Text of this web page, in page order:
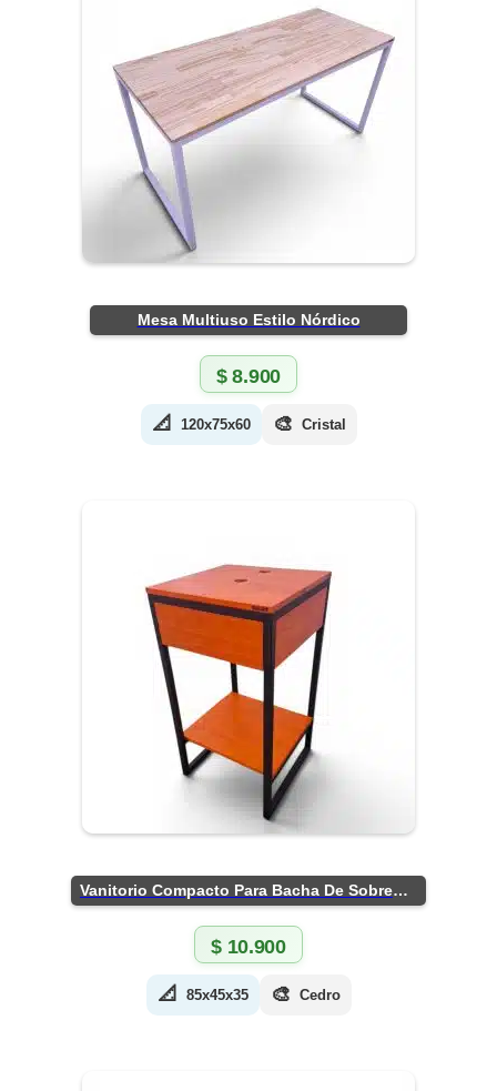
Mesa Multiuso Estilo Nórdico
$8.900
📐 120x75x60 🎨 Cristal
Vanitorio Compacto Para Bacha De Sobreponer
$10.900
📐 85x45x35 🎨 Cedro